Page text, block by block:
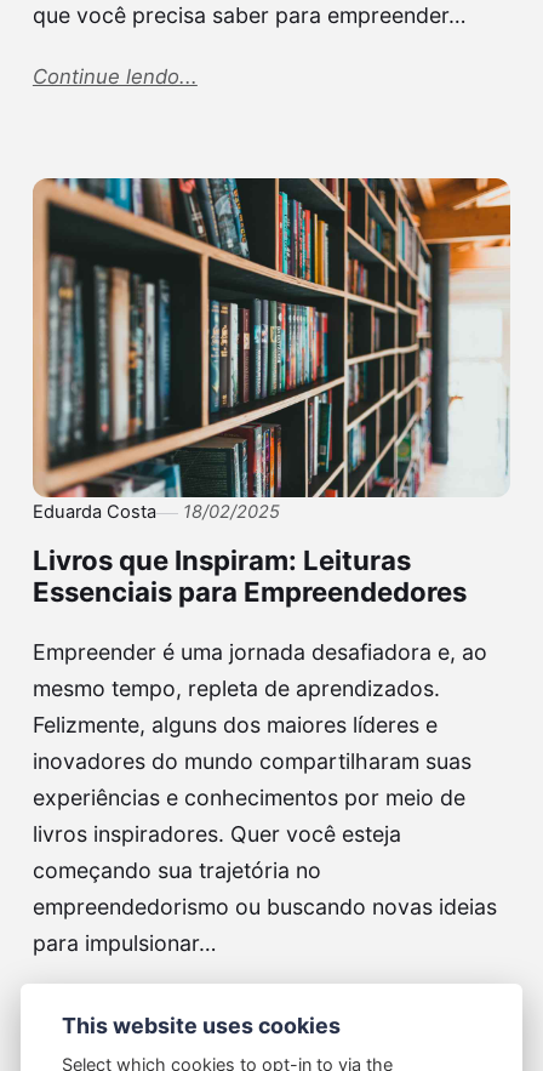
que você precisa saber para empreender…
Continue lendo...
Eduarda Costa 18/02/2025
Livros que Inspiram: Leituras
Essenciais para Empreendedores
Empreender é uma jornada desafiadora e, ao
mesmo tempo, repleta de aprendizados.
Felizmente, alguns dos maiores líderes e
inovadores do mundo compartilharam suas
experiências e conhecimentos por meio de
livros inspiradores. Quer você esteja
começando sua trajetória no
empreendedorismo ou buscando novas ideias
para impulsionar…
This website uses cookies
Select which cookies to opt-in to via the